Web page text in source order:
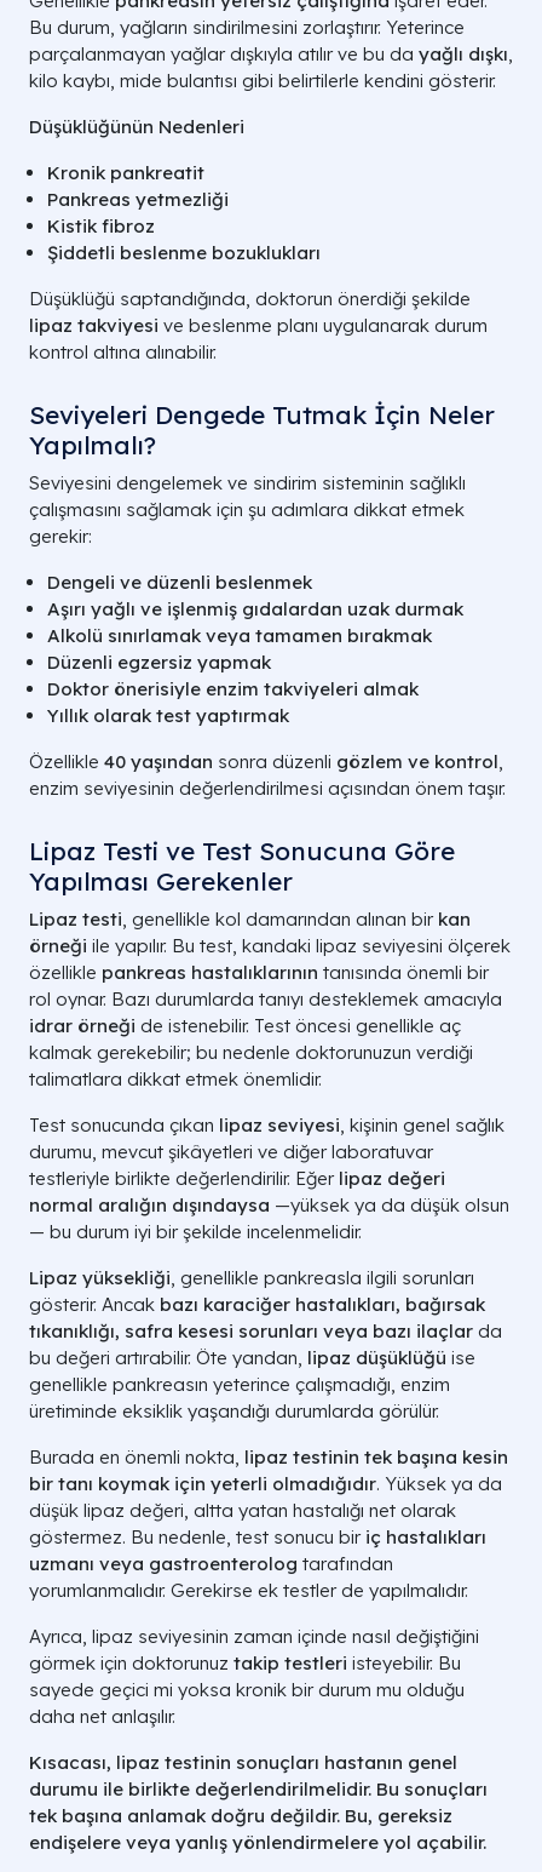
Bu durum, yağların sindirilmesini zorlaştırır. Yeterince
parçalanmayan yağlar dışkıyla atılır ve bu da yağlı dışkı,
kilo kaybı, mide bulantısı gibi belirtilerle kendini gösterir.
Düşüklüğünün Nedenleri
Kronik pankreatit
Pankreas yetmezliği
Kistik fibroz
Şiddetli beslenme bozuklukları
Düşüklüğü saptandığında, doktorun önerdiği şekilde
lipaz takviyesi ve beslenme planı uygulanarak durum
kontrol altına alınabilir.
Seviyeleri Dengede Tutmak İçin Neler
Yapılmalı?
Seviyesini dengelemek ve sindirim sisteminin sağlıklı
çalışmasını sağlamak için şu adımlara dikkat etmek
gerekir:
Dengeli ve düzenli beslenmek
Aşırı yağlı ve işlenmiş gıdalardan uzak durmak
Alkolü sınırlamak veya tamamen bırakmak
Düzenli egzersiz yapmak
Doktor önerisiyle enzim takviyeleri almak
Yıllık olarak test yaptırmak
Özellikle 40 yaşından sonra düzenli gözlem ve kontrol,
enzim seviyesinin değerlendirilmesi açısından önem taşır.
Lipaz Testi ve Test Sonucuna Göre
Yapılması Gerekenler
Lipaz testi, genellikle kol damarından alınan bir kan
örneği ile yapılır. Bu test, kandaki lipaz seviyesini ölçerek
özellikle pankreas hastalıklarının tanısında önemli bir
rol oynar. Bazı durumlarda tanıyı desteklemek amacıyla
idrar örneği de istenebilir. Test öncesi genellikle aç
kalmak gerekebilir; bu nedenle doktorunuzun verdiği
talimatlara dikkat etmek önemlidir.
Test sonucunda çıkan lipaz seviyesi, kişinin genel sağlık
durumu, mevcut şikâyetleri ve diğer laboratuvar
testleriyle birlikte değerlendirilir. Eğer lipaz değeri
normal aralığın dışındaysa —yüksek ya da düşük olsun
— bu durum iyi bir şekilde incelenmelidir.
Lipaz yüksekliği, genellikle pankreasla ilgili sorunları
gösterir. Ancak bazı karaciğer hastalıkları, bağırsak
tıkanıklığı, safra kesesi sorunları veya bazı ilaçlar da
bu değeri artırabilir. Öte yandan, lipaz düşüklüğü ise
genellikle pankreasın yeterince çalışmadığı, enzim
üretiminde eksiklik yaşandığı durumlarda görülür.
Burada en önemli nokta, lipaz testinin tek başına kesin
bir tanı koymak için yeterli olmadığıdır. Yüksek ya da
düşük lipaz değeri, altta yatan hastalığı net olarak
göstermez. Bu nedenle, test sonucu bir iç hastalıkları
uzmanı veya gastroenterolog tarafından
yorumlanmalıdır. Gerekirse ek testler de yapılmalıdır.
Ayrıca, lipaz seviyesinin zaman içinde nasıl değiştiğini
görmek için doktorunuz takip testleri isteyebilir. Bu
sayede geçici mi yoksa kronik bir durum mu olduğu
daha net anlaşılır.
Kısacası, lipaz testinin sonuçları hastanın genel
durumu ile birlikte değerlendirilmelidir. Bu sonuçları
tek başına anlamak doğru değildir. Bu, gereksiz
endişelere veya yanlış yönlendirmelere yol açabilir.